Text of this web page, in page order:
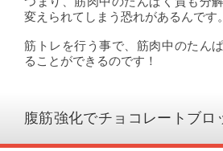
変えられてしまう恐れがあるんです。
筋トレを行う事で、筋肉中のたん
ることができるのです！
腹筋強化でチョコレートブロ